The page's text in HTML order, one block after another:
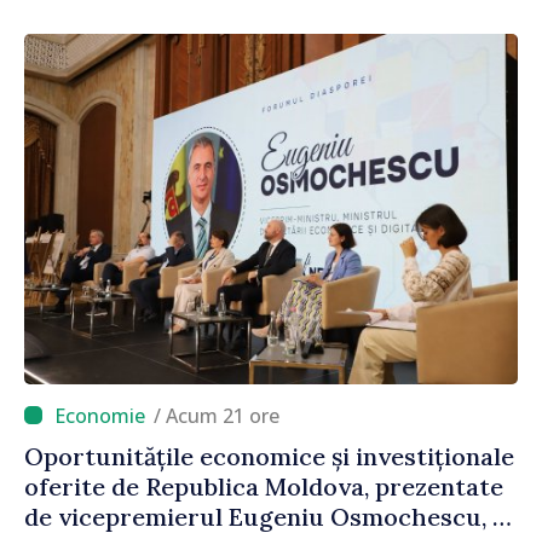
/ Acum 21 ore
Oportunitățile economice și investiționale
oferite de Republica Moldova, prezentate
de vicepremierul Eugeniu Osmochescu, la